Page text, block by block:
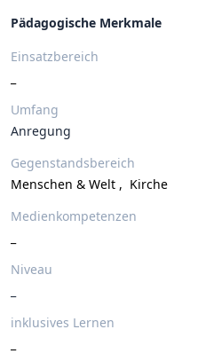
Pädagogische Merkmale
Einsatzbereich
Umfang
Anregung
Gegenstandsbereich
Menschen & Welt , Kirche
Medienkompetenzen
Niveau
inklusives Lernen